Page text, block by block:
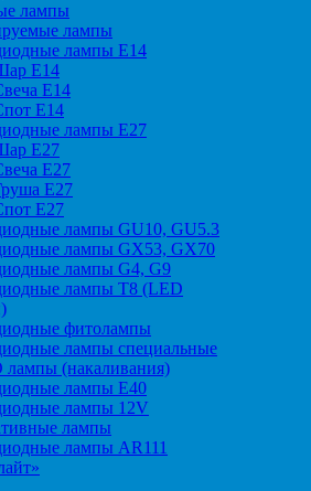
лампы
лампы
лампы Е14
Е14
Е14
Е14
лампы Е27
Е27
Е27
Е27
Е27
лампы GU10, GU5.3
лампы GX53, GX70
лампы G4, G9
лампы Т8 (LED
фитолампы
лампы специальные
(накаливания)
лампы E40
лампы 12V
лампы
лампы AR111